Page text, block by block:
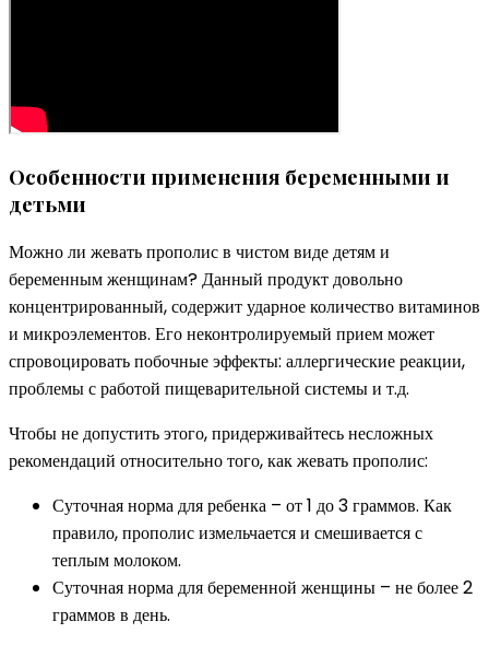
Особенности применения беременными и
детьми
Можно ли жевать прополис в чистом виде детям и
беременным женщинам? Данный продукт довольно
концентрированный, содержит ударное количество витаминов
и микроэлементов. Его неконтролируемый прием может
спровоцировать побочные эффекты: аллергические реакции,
проблемы с работой пищеварительной системы и т.д.
Чтобы не допустить этого, придерживайтесь несложных
рекомендаций относительно того, как жевать прополис:
Суточная норма для ребенка – от 1 до 3 граммов. Как
правило, прополис измельчается и смешивается с
теплым молоком.
Суточная норма для беременной женщины – не более 2
граммов в день.